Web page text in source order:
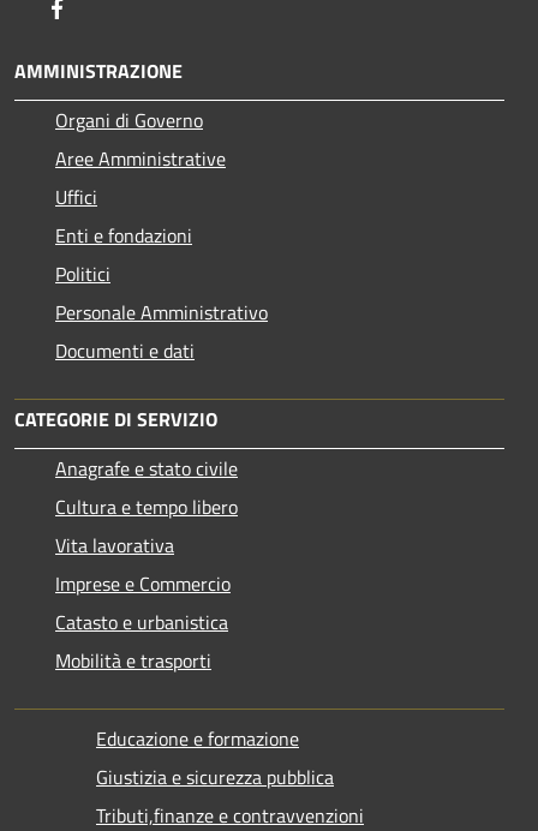
AMMINISTRAZIONE
Organi di Governo
Aree Amministrative
Uffici
Enti e fondazioni
Politici
Personale Amministrativo
Documenti e dati
CATEGORIE DI SERVIZIO
Anagrafe e stato civile
Cultura e tempo libero
Vita lavorativa
Imprese e Commercio
Catasto e urbanistica
Mobilità e trasporti
Educazione e formazione
Giustizia e sicurezza pubblica
Tributi,finanze e contravvenzioni